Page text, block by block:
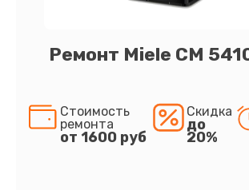
Ремонт Miele CM
Стоимость
ремонта
от 1600 руб
Скидка
до
20%